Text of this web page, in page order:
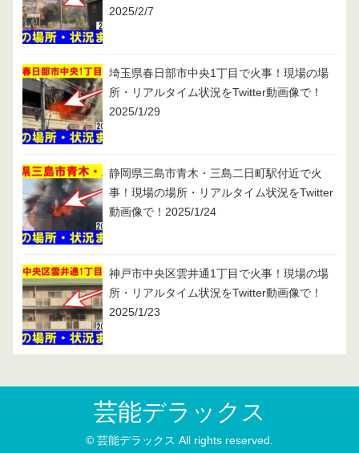
2025/2/7
埼玉県春日部市中央1丁目で火事！現場の場
所・リアルタイム状況をTwitter動画像で！
2025/1/29
静岡県三島市青木・三島二日町駅付近で火
事！現場の場所・リアルタイム状況をTwitter
動画像で！2025/1/24
神戸市中央区雲井通1丁目で火事！現場の場
所・リアルタイム状況をTwitter動画像で！
2025/1/23
芸能デラックス
© 芸能デラックス All rights reserved.